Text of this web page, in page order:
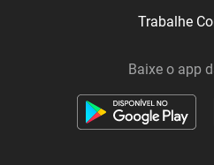
Trabalhe
Baixe o app